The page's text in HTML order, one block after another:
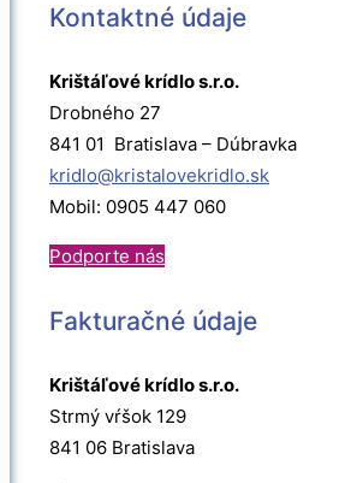
Kontaktné údaje
Krištáľové krídlo s.r.o.
Drobného 27
841 01 Bratislava – Dúbravka
kridlo@kristalovekridlo.sk
Mobil: 0905 447 060
Podporte nás
Fakturačné údaje
Krištáľové krídlo s.r.o.
Strmý vŕšok 129
841 06 Bratislava